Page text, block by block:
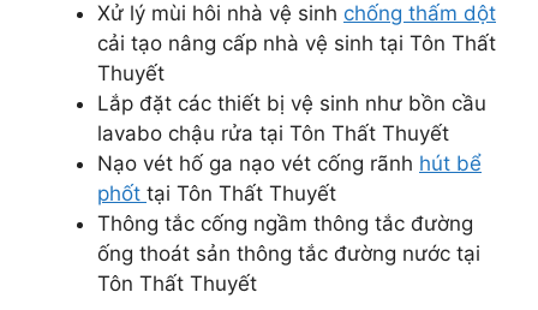
Xử lý mùi hôi nhà vệ sinh chống thấm dột
cải tạo nâng cấp nhà vệ sinh tại Tôn Thất
Thuyết
Lắp đặt các thiết bị vệ sinh như bồn cầu
lavabo chậu rửa tại Tôn Thất Thuyết
Nạo vét hố ga nạo vét cống rãnh hút bể
phốt tại Tôn Thất Thuyết
Thông tắc cống ngầm thông tắc đường
ống thoát sản thông tắc đường nước tại
Tôn Thất Thuyết